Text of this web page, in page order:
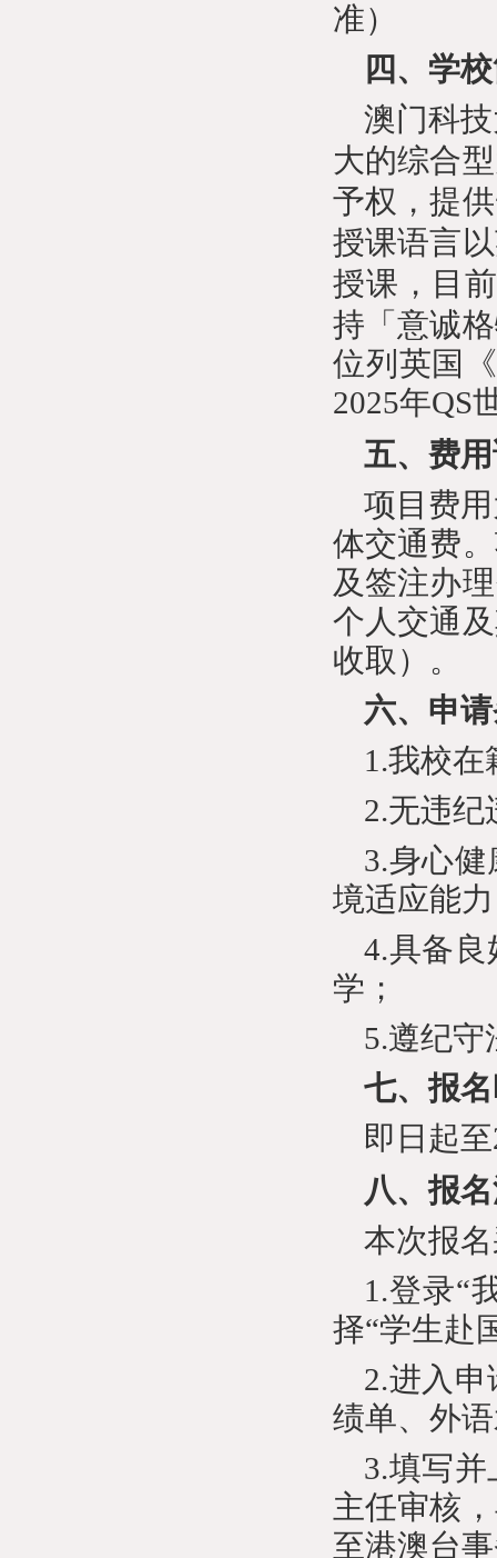
准）
四、学
澳门科
大的综合
予权，提供
授课语言
授课，目
持「意诚
位列英国
2025年QS
五、费
项目费
体交通费
及签注办
个人交通
收取）。
六、申
1.我校在
2.无违纪
3.身心
境适应能
4.具备
学；
5.遵纪守
七、报
即日起至
八、报
本次报
1.登录“
择“学生赴
2.进入
绩单、外
3.填写
主任审核
至港澳台